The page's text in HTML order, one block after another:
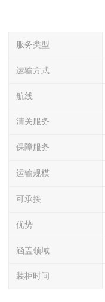
服务类型
运输方式
航线
清关服务
保障服务
运输规模
可承接
优势
涵盖领域
装柜时间